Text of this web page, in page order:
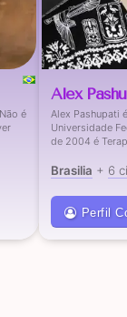
é
Alex
Alex Pashupati
Universidade
de 2004 é
Brasilia + 6
Perfil